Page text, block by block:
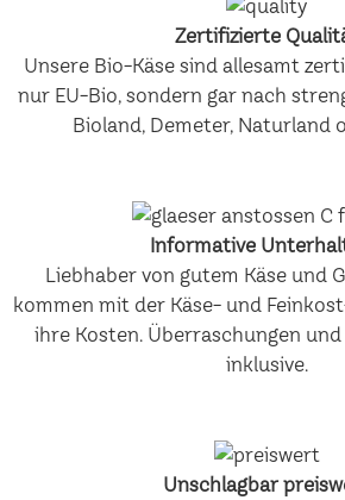
Zertifizierte
Unsere Bio-Käse sind allesamt
nur EU-Bio, sondern gar nach
Bioland, Demeter, Naturland
Informative
Liebhaber von gutem Käse und
kommen mit der Käse- und
ihre Kosten. Überraschungen und
inklusive.
Unschlagbar